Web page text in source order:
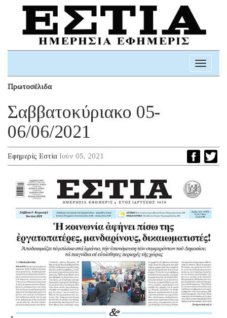
Toggle
Πρωτοσέλιδα
Σαββατοκύριακο 05-
06/06/2021
Εφημερίς Εστία Ιούν 05, 2021